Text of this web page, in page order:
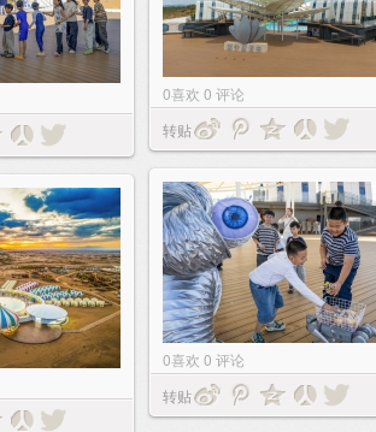
0喜欢 0 评论
转贴
0喜欢 0 评论
转贴